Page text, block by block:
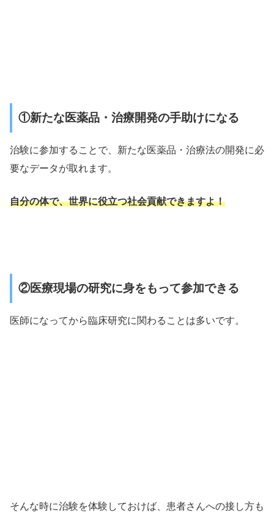
①新たな医薬品・治療開発の手助けになる
治験に参加することで、新たな医薬品・治療法の開発に必
要なデータが取れます。
自分の体で、世界に役立つ社会貢献できますよ！
②医療現場の研究に身をもって参加できる
医師になってから臨床研究に関わることは多いです。
そんな時に治験を体験しておけば、患者さんへの接し方も